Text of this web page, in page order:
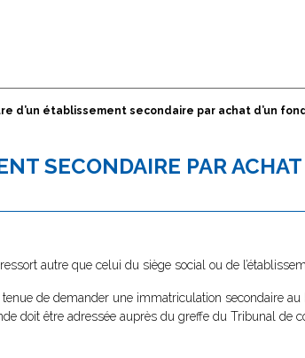
d’un établissement secondaire par achat d’un
SECONDAIRE PAR ACHAT
autre que celui du siège social ou de
de demander une immatriculation secondaire au
doit être adressée auprès du greffe du Tribunal de